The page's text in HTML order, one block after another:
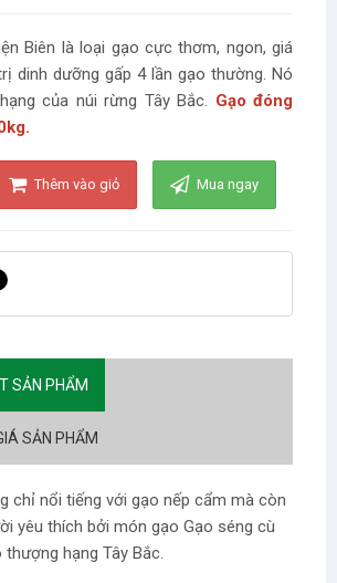
Biên là loại gạo cực thơm, ngon, giá
dinh dưỡng gấp 4 lần gạo thường. Nó
của núi rừng Tây Bắc. Gạo đóng
Thêm vào giỏ Mua ngay
SẢN PHẨM
SẢN PHẨM
chỉ nổi tiếng với gạo nếp cẩm mà còn
yêu thích bởi món gạo Gạo séng cù
hạng Tây Bắc.